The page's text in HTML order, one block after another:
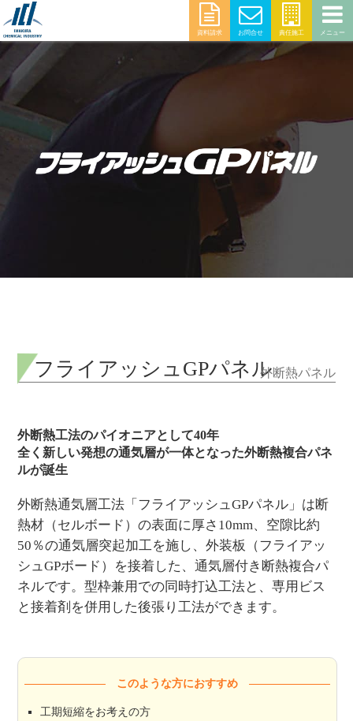
資料請求 お問合せ 責任施工 メニュー
フライアッシュGPパネル外断熱パネル
外断熱工法のパイオニアとして40年
全く新しい発想の通気層が一体となった外断熱複合パネ
ルが誕生
外断熱通気層工法「フライアッシュGPパネル」は断
熱材（セルボード）の表面に厚さ10mm、空隙比約
50％の通気層突起加工を施し、外装板（フライアッ
シュGPボード）を接着した、通気層付き断熱複合パ
ネルです。型枠兼用での同時打込工法と、専用ビス
と接着剤を併用した後張り工法ができます。
このような方におすすめ
工期短縮をお考えの方